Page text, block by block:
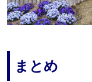
まとめ